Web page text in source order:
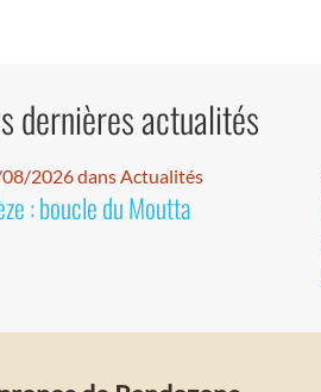
dernières actualités
2026 dans Actualités
: boucle du Moutta